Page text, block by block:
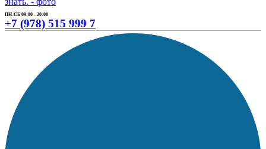
ПН-СБ 09:00 - 20:00
+7 (978) 515 999 7